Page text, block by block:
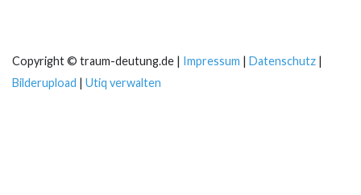
Copyright © traum-deutung.de | Impressum | Datenschutz |
Bilderupload | Utiq verwalten